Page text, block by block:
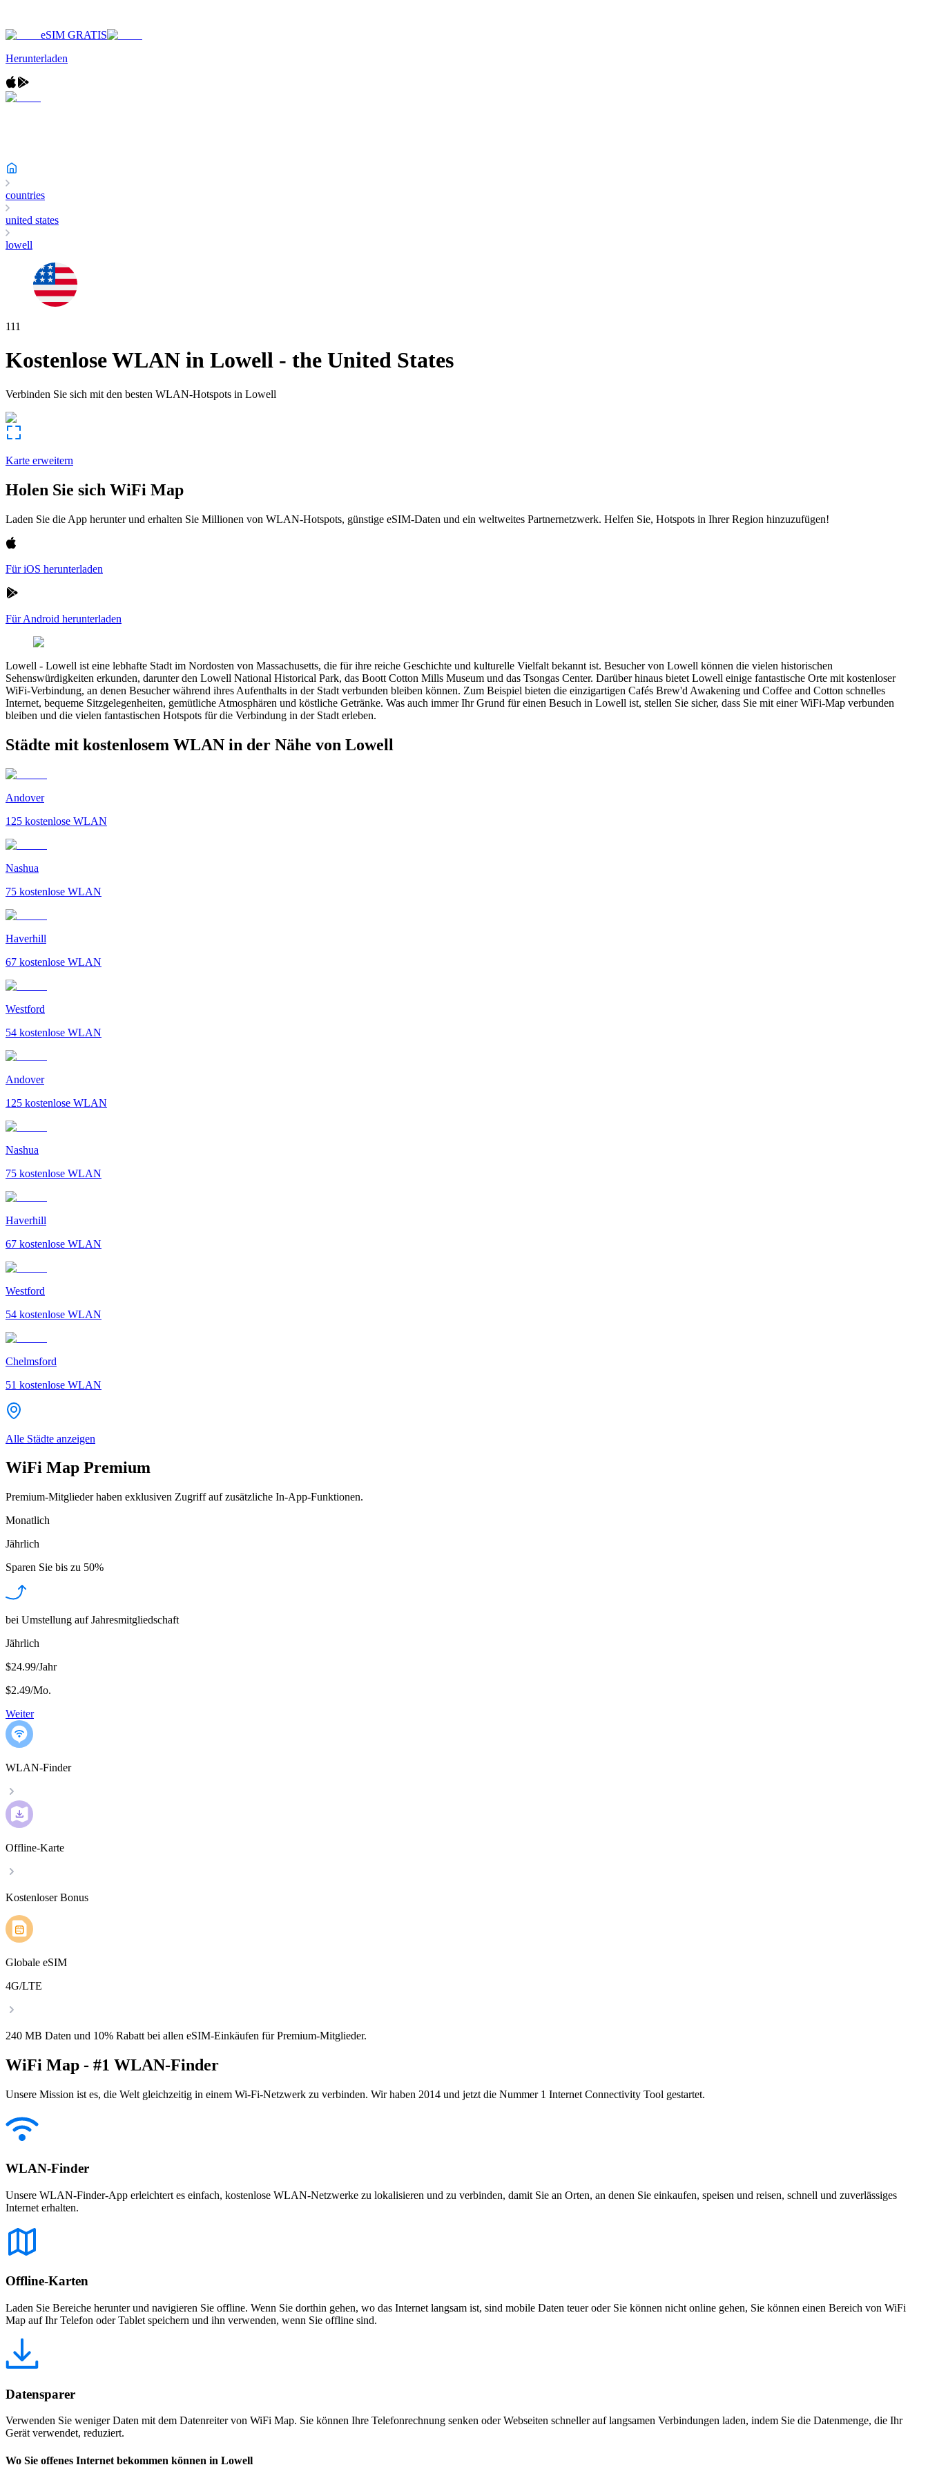
eSIM GRATIS
Herunterladen
countries
united states
lowell
111
Kostenlose WLAN in Lowell - the United States
Verbinden Sie sich mit den besten WLAN-Hotspots in Lowell
Karte erweitern
Holen Sie sich WiFi Map
Laden Sie die App herunter und erhalten Sie Millionen von WLAN-Hotspots, günstige eSIM-Daten und ein weltweites Partnernetzwerk. Helfen Sie, Hotspots in Ihrer Region hinzuzufügen!
Für iOS herunterladen
Für Android herunterladen
Lowell - Lowell ist eine lebhafte Stadt im Nordosten von Massachusetts, die für ihre reiche Geschichte und kulturelle Vielfalt bekannt ist. Besucher von Lowell können die vielen historischen
Sehenswürdigkeiten erkunden, darunter den Lowell National Historical Park, das Boott Cotton Mills Museum und das Tsongas Center. Darüber hinaus bietet Lowell einige fantastische Orte mit kostenloser
WiFi-Verbindung, an denen Besucher während ihres Aufenthalts in der Stadt verbunden bleiben können. Zum Beispiel bieten die einzigartigen Cafés Brew'd Awakening und Coffee and Cotton schnelles
Internet, bequeme Sitzgelegenheiten, gemütliche Atmosphären und köstliche Getränke. Was auch immer Ihr Grund für einen Besuch in Lowell ist, stellen Sie sicher, dass Sie mit einer WiFi-Map verbunden
bleiben und die vielen fantastischen Hotspots für die Verbindung in der Stadt erleben.
Städte mit kostenlosem WLAN in der Nähe von Lowell
Andover
125 kostenlose WLAN
Nashua
75 kostenlose WLAN
Haverhill
67 kostenlose WLAN
Westford
54 kostenlose WLAN
Andover
125 kostenlose WLAN
Nashua
75 kostenlose WLAN
Haverhill
67 kostenlose WLAN
Westford
54 kostenlose WLAN
Chelmsford
51 kostenlose WLAN
Alle Städte anzeigen
WiFi Map Premium
Premium-Mitglieder haben exklusiven Zugriff auf zusätzliche In-App-Funktionen.
Monatlich
Jährlich
Sparen Sie bis zu 50%
bei Umstellung auf Jahresmitgliedschaft
Jährlich
$24.99/Jahr
$2.49/Mo.
Weiter
WLAN-Finder
Offline-Karte
Kostenloser Bonus
Globale eSIM
4G/LTE
240 MB Daten und 10% Rabatt bei allen eSIM-Einkäufen für Premium-Mitglieder.
WiFi Map - #1 WLAN-Finder
Unsere Mission ist es, die Welt gleichzeitig in einem Wi-Fi-Netzwerk zu verbinden. Wir haben 2014 und jetzt die Nummer 1 Internet Connectivity Tool gestartet.
WLAN-Finder
Unsere WLAN-Finder-App erleichtert es einfach, kostenlose WLAN-Netzwerke zu lokalisieren und zu verbinden, damit Sie an Orten, an denen Sie einkaufen, speisen und reisen, schnell und zuverlässiges
Internet erhalten.
Offline-Karten
Laden Sie Bereiche herunter und navigieren Sie offline. Wenn Sie dorthin gehen, wo das Internet langsam ist, sind mobile Daten teuer oder Sie können nicht online gehen, Sie können einen Bereich von WiFi
Map auf Ihr Telefon oder Tablet speichern und ihn verwenden, wenn Sie offline sind.
Datensparer
Verwenden Sie weniger Daten mit dem Datenreiter von WiFi Map. Sie können Ihre Telefonrechnung senken oder Webseiten schneller auf langsamen Verbindungen laden, indem Sie die Datenmenge, die Ihr
Gerät verwendet, reduziert.
Wo Sie offenes Internet bekommen können in Lowell